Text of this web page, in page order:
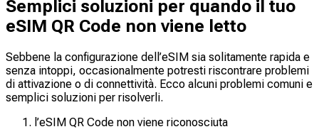
Semplici soluzioni per quando il tuo
eSIM QR Code non viene letto
Sebbene la configurazione dell’eSIM sia solitamente rapida e
senza intoppi, occasionalmente potresti riscontrare problemi
di attivazione o di connettività. Ecco alcuni problemi comuni e
semplici soluzioni per risolverli.
l’eSIM QR Code non viene riconosciuta